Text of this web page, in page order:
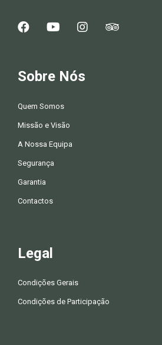
Sobre Nós
Quem Somos
Missão e Visão
A Nossa Equipa
Segurança
Garantia
Contactos
Legal
Condições Gerais
Condições de Participação